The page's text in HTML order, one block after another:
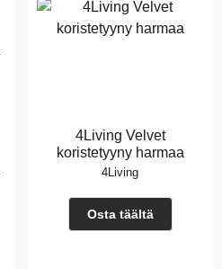
4Living Velvet
koristetyyny harmaa
4Living
Osta täältä